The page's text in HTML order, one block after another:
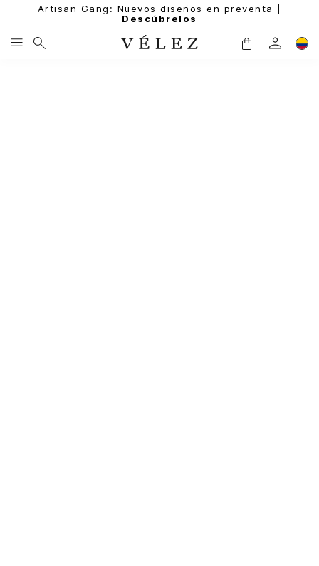
Artisan Gang: Nuevos diseños en preventa |
Descúbrelos